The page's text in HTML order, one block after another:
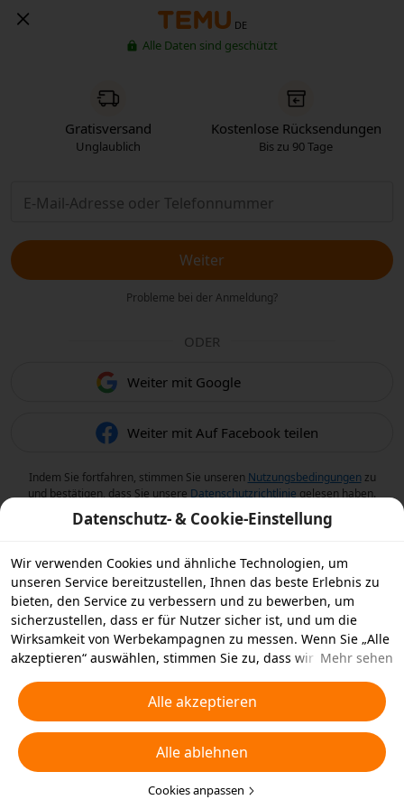
DE
Alle Daten sind geschützt
Gratisversand
Unglaublich
Kostenlose Rücksendungen
Bis zu 90 Tage
Weiter
Probleme bei der Anmeldung?
ODER
Weiter mit Google
Weiter mit Auf Facebook teilen
Indem Sie fortfahren, stimmen Sie unseren Nutzungsbedingungen zu
und bestätigen, dass Sie unsere Datenschutzrichtlinie gelesen haben.
Datenschutz- & Cookie-Einstellung
Wir verwenden Cookies und ähnliche Technologien, um
unseren Service bereitzustellen, Ihnen das beste Erlebnis zu
bieten, den Service zu verbessern und zu bewerben, um
sicherzustellen, dass er für Nutzer sicher ist, und um die
Wirksamkeit von Werbekampagnen zu messen. Wenn Sie „Alle
akzeptieren“ auswählen, stimmen Sie zu, dass wir und die
ähnliche Technologien für Werbezwecke auf Ihrem Gerät
speichern. Alternativ können Sie auch über „Alle ablehnen“
nicht notwendige Cookies ablehnen oder auswählen, welche
Arten von Cookies Sie akzeptieren oder deaktivieren möchten,
indem Sie unten oder jederzeit in Ihren
Datenschutzeinstellungen auf „Cookies anpassen“ klicken.
Mehr sehen
Alle akzeptieren
Alle ablehnen
Cookies anpassen